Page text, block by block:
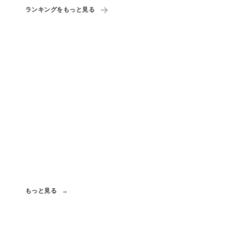
ランキングをもっと見る
もっと見る